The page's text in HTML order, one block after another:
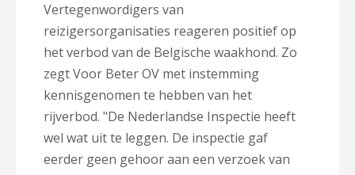
Vertegenwordigers van
reizigersorganisaties reageren positief op
het verbod van de Belgische waakhond. Zo
zegt Voor Beter OV met instemming
kennisgenomen te hebben van het
rijverbod. "De Nederlandse Inspectie heeft
wel wat uit te leggen. De inspectie gaf
eerder geen gehoor aan een verzoek van